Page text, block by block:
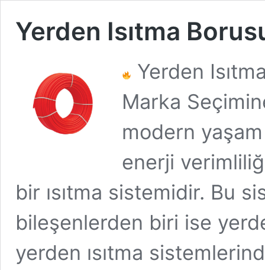
Yerden Isıtma
Yerden
Marka
modern yaşam
enerji
bir ısıtma sistemidir. Bu
bileşenlerden biri ise
yerden ısıtma